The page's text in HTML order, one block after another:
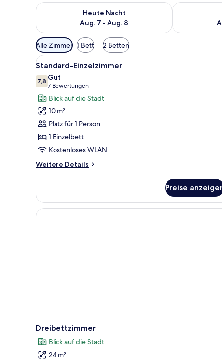
Heute Nacht
Aug. 7 - Aug. 8
Überprüfe die Verfügbarkeit für heute Nacht, Aug. 7
Überprüfe
Verfügbare
Filter
für
Zimmer
Alle Zimmer 1 Bett 2 Betten
Alle
Fotos
für
Standard-
Einzelzimmer
anzeigen
Ein Hotelzimmer mit einem
8
Standard-Einzelzimmer
7,87,8 von 10
Gut
7 Bewertungen
(7
Bewertungen)
Blick auf die Stadt
10 m²
Platz für 1 Person
1 Einzelbett
Kostenloses WLAN
Weitere Details
Weitere
Einzelzimmer
Preise
Dreibettzimmer
Blick auf die Stadt
24 m²